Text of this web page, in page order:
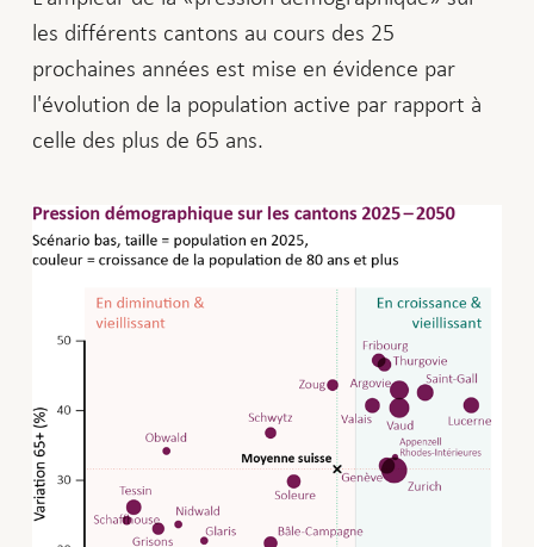
les différents cantons au cours des 25
prochaines années est mise en évidence par
l'évolution de la population active par rapport à
celle des plus de 65 ans.